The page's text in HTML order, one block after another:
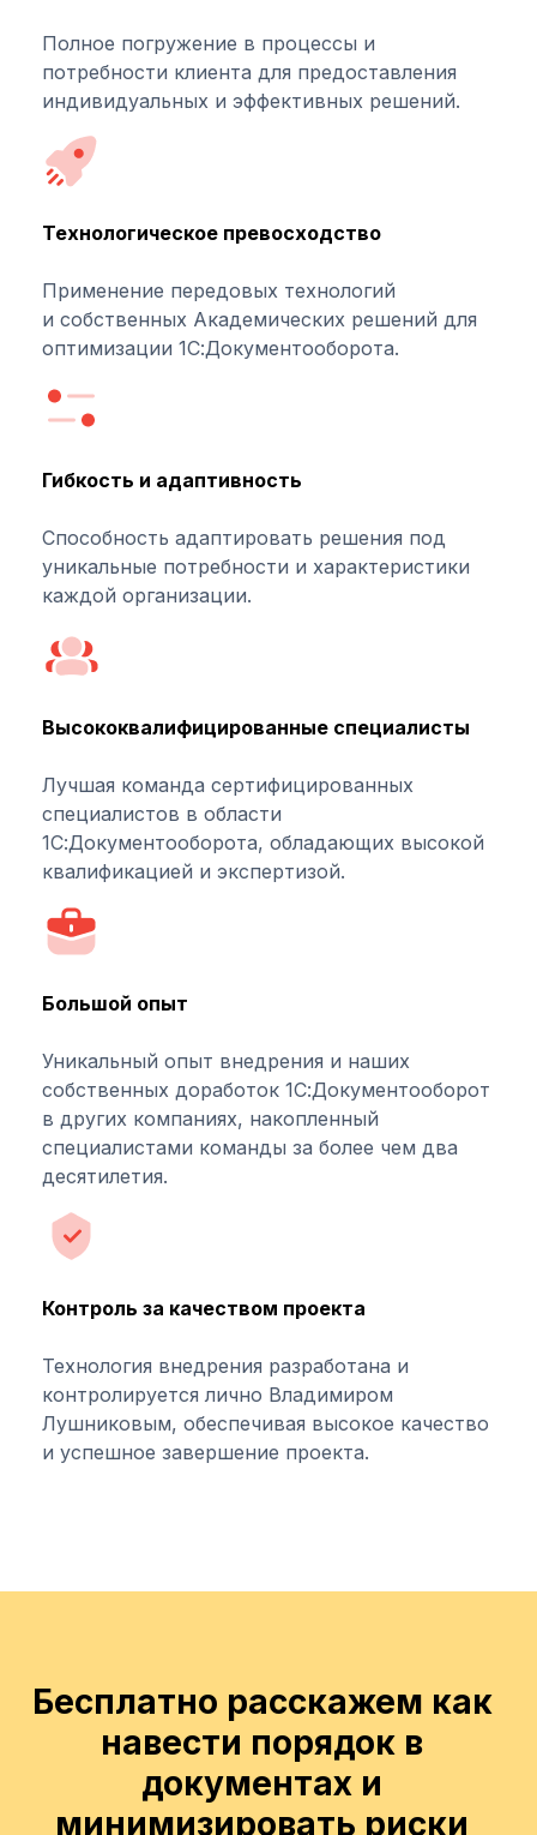
Полное погружение в процессы и
потребности клиента для предоставления
индивидуальных и эффективных решений.
Технологическое превосходство
Применение передовых технологий
и собственных Академических решений для
оптимизации 1С:Документооборота.
Гибкость и адаптивность
Способность адаптировать решения под
уникальные потребности и характеристики
каждой организации.
Высококвалифицированные специалисты
Лучшая команда сертифицированных
специалистов в области
1С:Документооборота, обладающих высокой
квалификацией и экспертизой.
Большой опыт
Уникальный опыт внедрения и наших
собственных доработок 1С:Документооборот
в других компаниях, накопленный
специалистами команды за более чем два
десятилетия.
Контроль за качеством проекта
Технология внедрения разработана и
контролируется лично Владимиром
Лушниковым, обеспечивая высокое качество
и успешное завершение проекта.
Бесплатно расскажем как
навести порядок в
документах и
минимизировать риски